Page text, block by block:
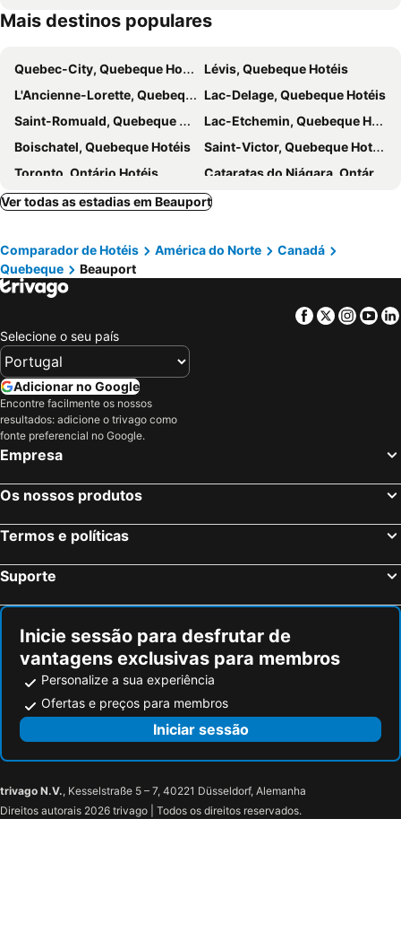
Hôtel Motel Le Châteauguay
Hôtel Corbin
Hotel Belley
Monastère des Augustines
Auberge Saint-Antoine
Hotel Le Priori
Hotel du Vieux Quebec
Monsieur Jean - Hôtel Particulier
Auberge Place d'Armes
Hotel Motel Le Gite
Hôtel & Suites Le Dauphin Québec
Auberge Château des Tourelles
Manoir Sainte Genevieve
Mais destinos populares
Quebec-City, Quebeque Hotéis
Lévis, Quebeque Hotéis
L'Ancienne-Lorette, Quebeque Hotéis
Lac-Delage, Quebeque Hotéis
Saint-Romuald, Quebeque Hotéis
Lac-Etchemin, Quebeque Hotéis
Boischatel, Quebeque Hotéis
Saint-Victor, Quebeque Hotéis
Toronto, Ontário Hotéis
Cataratas do Niágara, Ontário Hotéis
Montreal, Quebeque Hotéis
Vancouver, Columbia Britânica Hotéis
Jasper, Alberta Hotéis
London, Ontário Hotéis
Ver todas as estadias em Beauport
Comparador de Hotéis América do Norte
Canadá
Quebeque
Beauport
Facebook
Twitter
Selecione o seu país
Adicionar no Google
Encontre facilmente os nossos
resultados: adicione o trivago como
fonte preferencial no Google.
Empresa
Os nossos produtos
Termos e políticas
Suporte
Inicie sessão para desfrutar de
vantagens exclusivas para membros
Personalize a sua experiência
Ofertas e preços para membros
Iniciar sessão
trivago N.V., Kesselstraße 5 – 7, 40221 Düsseldorf, Alemanha
Direitos autorais 2026 trivago | Todos os direitos reservados.